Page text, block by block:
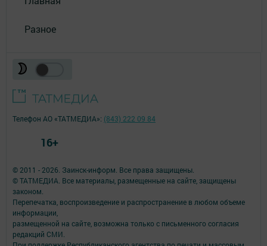
Разное
© 2011 - 2026. Заинск-информ. Все права защищены.
© ТАТМЕДИА. Все материалы, размещенные на сайте, защищены
законом.
Перепечатка, воспроизведение и распространение в любом объеме
информации,
размещенной на сайте, возможна только с письменного согласия
редакций СМИ.
Телефон АО «ТАТМЕДИА»: (843) 222 09 84
16+